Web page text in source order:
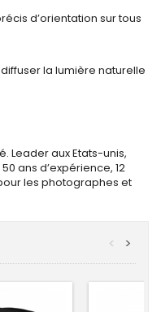
d’orientation sur tous
la lumière naturelle
Leader aux Etats-unis,
ans d’expérience, 12
les photographes et
>
<